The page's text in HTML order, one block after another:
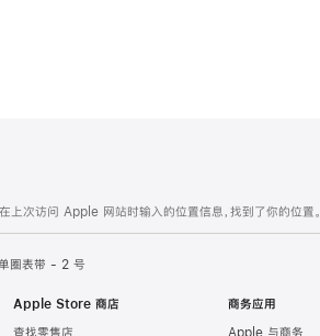
上次访问 Apple 网站时输入的位置信息，找到了你的位置。
圈表带 - 2 号
Apple Store 商店
查找零售店
商务应用
Apple 与商务